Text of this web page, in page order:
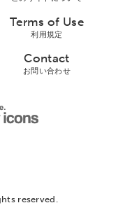
Terms of Use
利用規定
Contact
お問い合わせ
reserved.